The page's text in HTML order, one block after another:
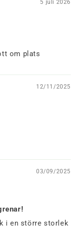
5 juli 2026
om plats
12/11/2025
03/09/2025
i en större storlek